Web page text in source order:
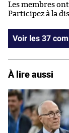
Les membres
Participez à la
Voir
À lire aussi